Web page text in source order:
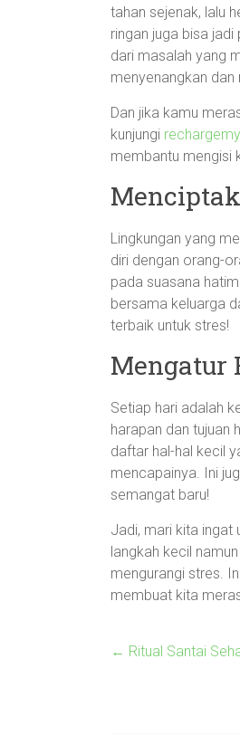
tahan sejenak, lalu
ringan juga bisa
dari masalah yang
menyenangkan dan
Dan jika kamu
kunjungi
membantu mengisi
Lingkungan yang
diri dengan orang-
pada suasana
bersama keluarga
terbaik untuk stres!
Mengatur
Setiap hari adalah
harapan dan tujuan
daftar hal-hal kecil
mencapainya. Ini
semangat baru!
Jadi, mari kita ingat
langkah kecil
mengurangi stres.
membuat kita
← Ritual Santai